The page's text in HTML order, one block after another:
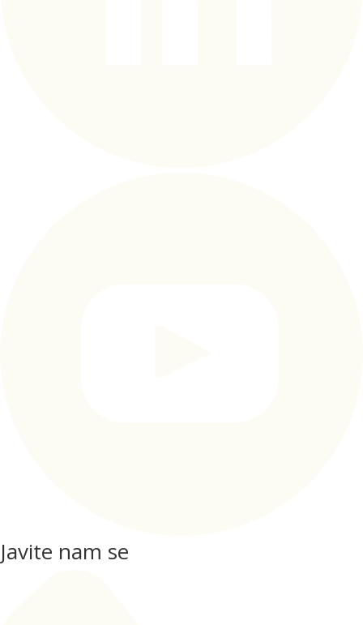
Javite nam se